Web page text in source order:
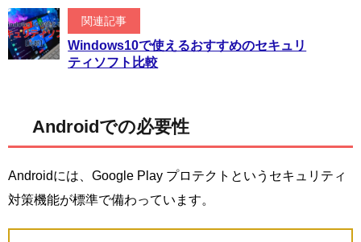
関連記事
Windows10で使えるおすすめのセキュリ
ティソフト比較
Androidでの必要性
Androidには、Google Play プロテクトというセキュリティ
対策機能が標準で備わっています。